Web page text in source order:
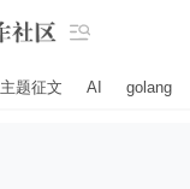

主题征文 AI golang